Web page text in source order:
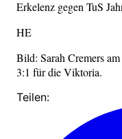
Erkelenz gegen TuS
HE
Bild: Sarah Cremers
3:1 für die Viktoria.
Teilen: